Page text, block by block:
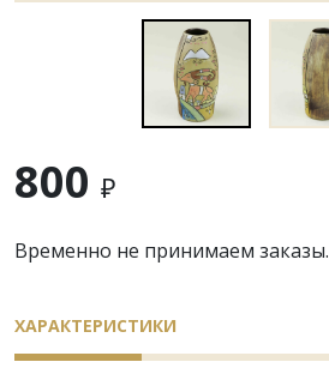
800 ₽
Временно не принимаем заказы.
ХАРАКТЕРИСТИКИ